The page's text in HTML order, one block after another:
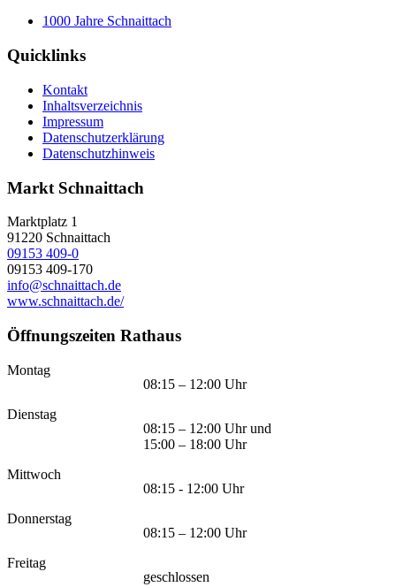
1000 Jahre Schnaittach
Quicklinks
Kontakt
Inhaltsverzeichnis
Impressum
Datenschutzerklärung
Datenschutzhinweis
Markt Schnaittach
Marktplatz 1
91220 Schnaittach
09153 409-0
09153 409-170
info@schnaittach.de
www.schnaittach.de/
Öffnungszeiten Rathaus
Montag
08:15 – 12:00 Uhr
Dienstag
08:15 – 12:00 Uhr und
15:00 – 18:00 Uhr
Mittwoch
08:15 - 12:00 Uhr
Donnerstag
08:15 – 12:00 Uhr
Freitag
geschlossen